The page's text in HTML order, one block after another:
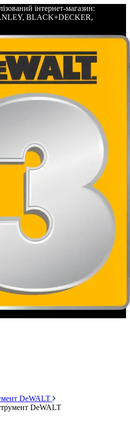
інтернет-магазин:
BLACK+DECKER,
DeWALT
DeWALT